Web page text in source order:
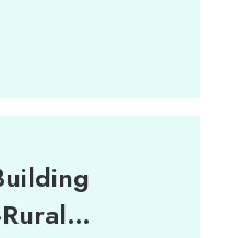
荔枝窩，展開了沉
、植物與聲音的當代
大家反思鄉郊永續發